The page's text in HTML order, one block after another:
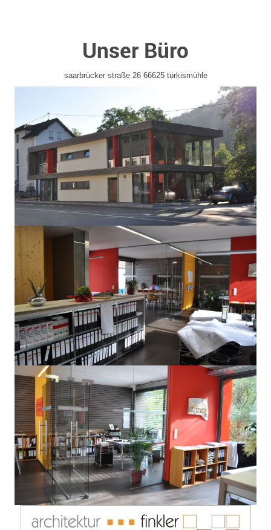
Unser Büro
saarbrücker straße 26 66625 türkismühle